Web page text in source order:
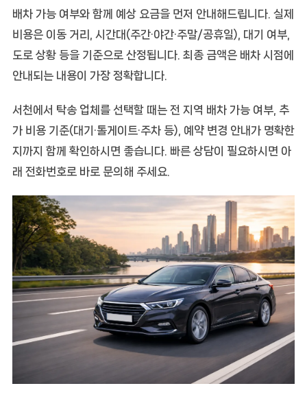
배차 가능 여부와 함께 예상 요금을 먼저 안내해드립니다. 실제
비용은 이동 거리, 시간대(주간·야간·주말/공휴일), 대기 여부,
도로 상황 등을 기준으로 산정됩니다. 최종 금액은 배차 시점에
안내되는 내용이 가장 정확합니다.
서천에서 탁송 업체를 선택할 때는 전 지역 배차 가능 여부, 추
가 비용 기준(대기·톨게이트·주차 등) 예약 변경 안내 가 명확한
지까지 함께 확인하시면 좋습니다. 빠른 상담이 필요하시면 아
래 전화번호로 바로 문의해 주세요.